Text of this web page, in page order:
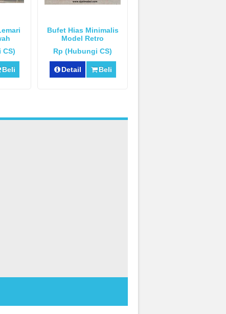
CS)
Beli
Bufet Hias Minimalis
Model Retro
Rp (Hubungi CS)
Detail Beli